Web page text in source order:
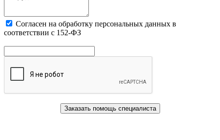
Cогласен на обработку персональных данных в
соответствии с 152-ФЗ
Заказать помощь специалиста